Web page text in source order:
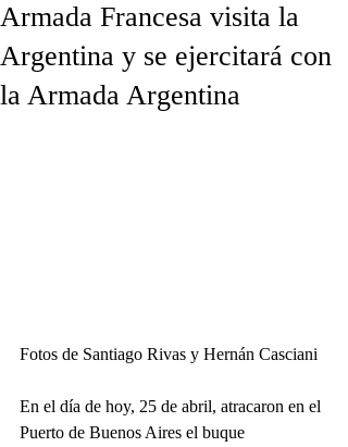
Armada Francesa visita la
Argentina y se ejercitará con
la Armada Argentina
Fotos de Santiago Rivas y Hernán Casciani
En el día de hoy, 25 de abril, atracaron en el
Puerto de Buenos Aires el buque